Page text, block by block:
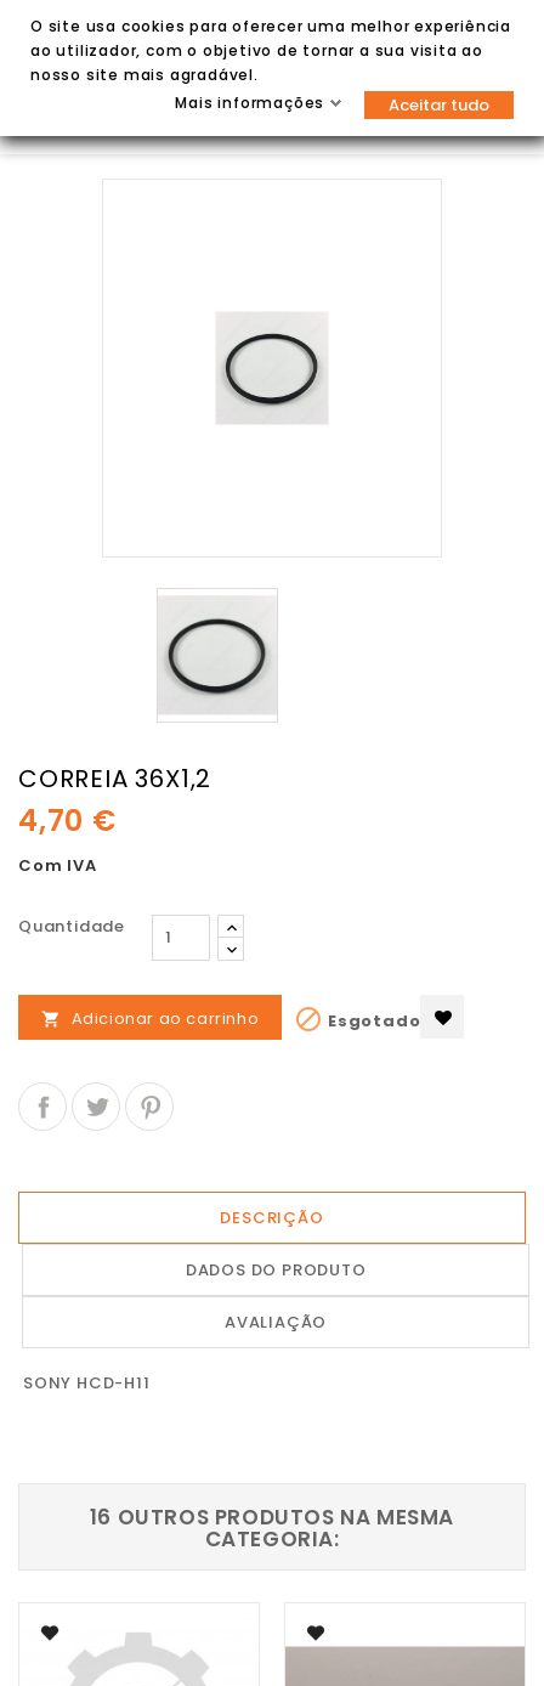

CORREIA 36X1,2
4,70 €
Com IVA
Quantidade
 Adicionar ao carrinho  Esgotado
DESCRIÇÃO
DADOS DO PRODUTO
AVALIAÇÃO
SONY HCD-H11
16 OUTROS PRODUTOS NA MESMA
CATEGORIA:
O site usa cookies para oferecer uma melhor experiência
ao utilizador, com o objetivo de tornar a sua visita ao
nosso site mais agradável.
Mais informações
Aceitar tudo